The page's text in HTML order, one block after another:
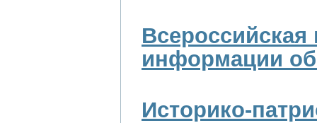
информации об
Историко-